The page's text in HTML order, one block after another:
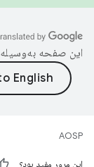
این صفحه به‌وسیله
AOSP
این مرور مفید بود؟